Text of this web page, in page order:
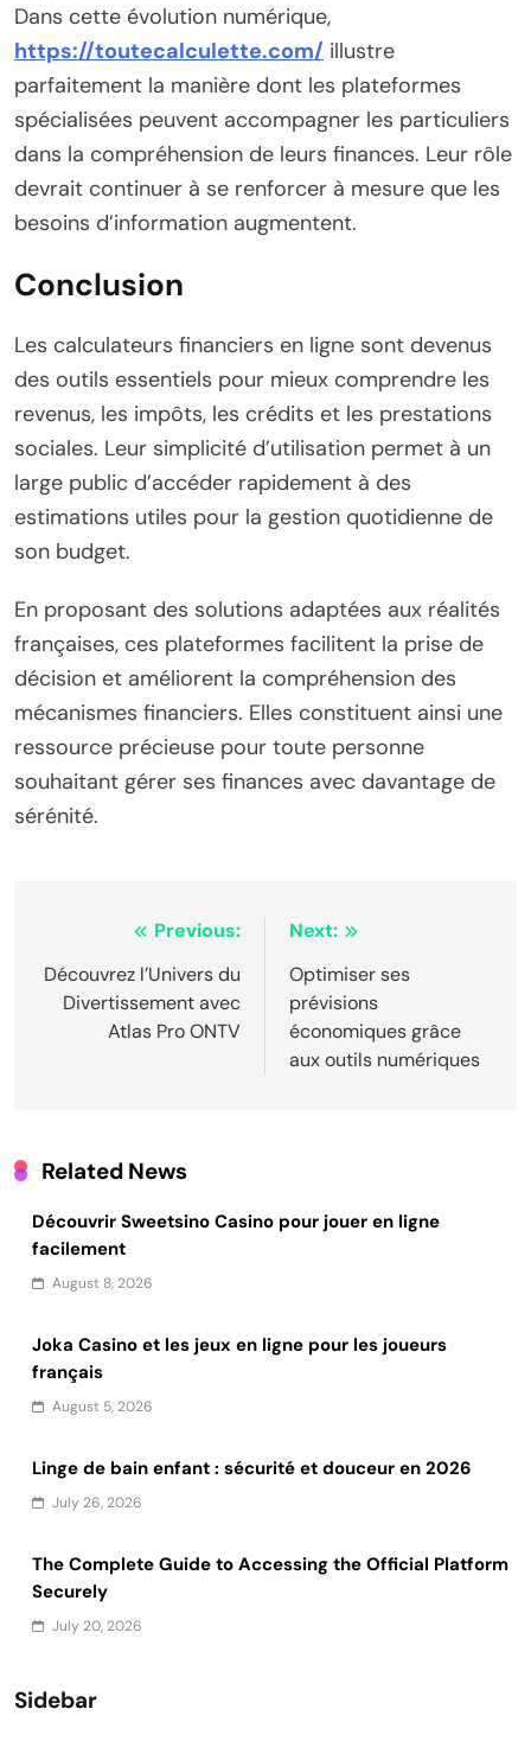
Dans cette évolution numérique,
https://toutecalculette.com/ illustre
parfaitement la manière dont les plateformes
spécialisées peuvent accompagner les particuliers
dans la compréhension de leurs finances. Leur rôle
devrait continuer à se renforcer à mesure que les
besoins d’information augmentent.
Conclusion
Les calculateurs financiers en ligne sont devenus
des outils essentiels pour mieux comprendre les
revenus, les impôts, les crédits et les prestations
sociales. Leur simplicité d’utilisation permet à un
large public d’accéder rapidement à des
estimations utiles pour la gestion quotidienne de
son budget.
En proposant des solutions adaptées aux réalités
françaises, ces plateformes facilitent la prise de
décision et améliorent la compréhension des
mécanismes financiers. Elles constituent ainsi une
ressource précieuse pour toute personne
souhaitant gérer ses finances avec davantage de
sérénité.
navigation
Previous:
Découvrez l’Univers du
Divertissement avec
Atlas Pro ONTV
Next:
Optimiser ses
prévisions
économiques grâce
aux outils numériques
Related News
Découvrir Sweetsino Casino pour jouer en ligne
facilement
August 8, 2026
Joka Casino et les jeux en ligne pour les joueurs
français
August 5, 2026
Linge de bain enfant : sécurité et douceur en 2026
July 26, 2026
The Complete Guide to Accessing the Official Platform
Securely
July 20, 2026
Sidebar